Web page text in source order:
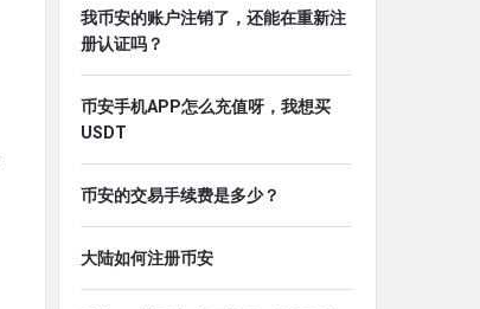
我币安的账户注销了，还能在重新注
册认证吗？
币安手机APP怎么充值呀，我想买
USDT
币安的交易手续费是多少？
大陆如何注册币安